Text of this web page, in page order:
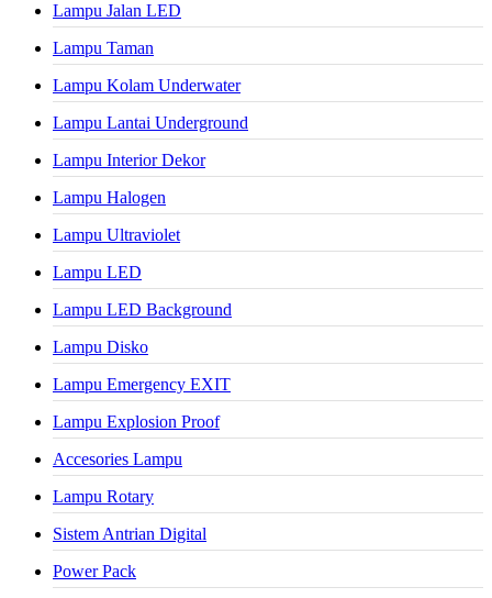
Lampu Jalan LED
Lampu Taman
Lampu Kolam Underwater
Lampu Lantai Underground
Lampu Interior Dekor
Lampu Halogen
Lampu Ultraviolet
Lampu LED
Lampu LED Background
Lampu Disko
Lampu Emergency EXIT
Lampu Explosion Proof
Accesories Lampu
Lampu Rotary
Sistem Antrian Digital
Power Pack